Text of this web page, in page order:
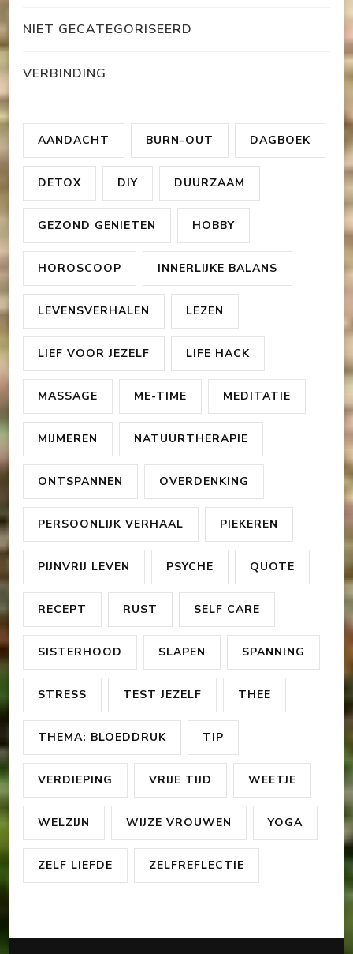
NIET GECATEGORISEERD
VERBINDING
AANDACHT BURN-OUT DAGBOEK
DETOX DIY DUURZAAM
GEZOND GENIETEN HOBBY
HOROSCOOP INNERLIJKE BALANS
LEVENSVERHALEN LEZEN
LIEF VOOR JEZELF LIFE HACK
MASSAGE ME-TIME MEDITATIE
MIJMEREN NATUURTHERAPIE
ONTSPANNEN OVERDENKING
PERSOONLIJK VERHAAL PIEKEREN
PIJNVRIJ LEVEN PSYCHE QUOTE
RECEPT RUST SELF CARE
SISTERHOOD SLAPEN SPANNING
STRESS TEST JEZELF THEE
THEMA: BLOEDDRUK TIP
VERDIEPING VRIJE TIJD WEETJE
WELZIJN WIJZE VROUWEN YOGA
ZELF LIEFDE ZELFREFLECTIE